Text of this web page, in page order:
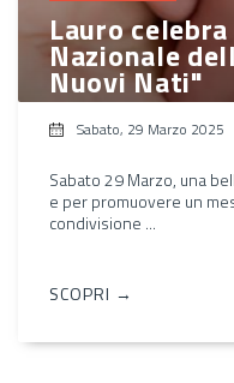
Lauro
Nazionale
Nuovi Nati"
Sabato, 29 Marzo 2025
Sabato 29 Marzo, una
e per promuovere un
condivisione ...
SCOPRI →